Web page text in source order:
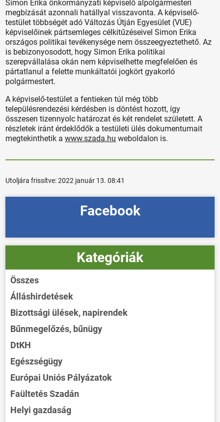
Simon Erika önkormányzati képviselő alpolgármesteri
megbízását azonnali hatállyal visszavonta. A képviselő-
testület többségét adó Változás Útján Egyesület (VUE)
képviselőinek pártsemleges célkitűzéseivel Simon Erika
országos politikai tevékenysége nem összeegyeztethető. Az
is bebizonyosodott, hogy Simon Erika politikai
szerepvállalása okán nem képviselhette megfelelően és
pártatlanul a felette munkáltatói jogkört gyakorló
polgármestert.
A képviselő-testület a fentieken túl még több
településrendezési kérdésben is döntést hozott, így
összesen tizennyolc határozat és két rendelet született. A
részletek iránt érdeklődők a testületi ülés dokumentumait
megtekinthetik awww.szada.hu weboldalon is.
Utoljára frissítve:2022 január 13. 08:41
Facebook
Kategóriák
Összes
Álláshirdetések
Bizottsági ülések, napirendek
Bűnmegelőzés, bűnügy
DtKH
Egészségügy
Európai Uniós Pályázatok
Faültetés Szadán
Helyi gazdaság